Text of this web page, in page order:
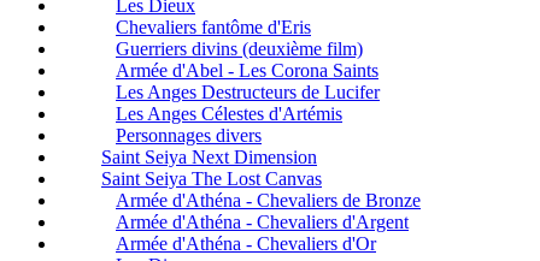
Les Dieux
Chevaliers fantôme d'Eris
Guerriers divins (deuxième film)
Armée d'Abel - Les Corona Saints
Les Anges Destructeurs de Lucifer
Les Anges Célestes d'Artémis
Personnages divers
Saint Seiya Next Dimension
Saint Seiya The Lost Canvas
Armée d'Athéna - Chevaliers de Bronze
Armée d'Athéna - Chevaliers d'Argent
Armée d'Athéna - Chevaliers d'Or